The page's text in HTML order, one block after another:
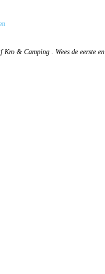
Kro & Camping . Wees de eerste en